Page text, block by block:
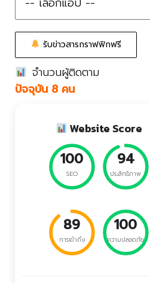
รับข่าวสารกราฟฟิกฟรี
จำนวนผู้ติดตาม
ปัจจุบัน 8 คน
Website Score
100
SEO
94
ประสิทธิภาพ
89
การเข้าถึง
100
ความปลอดภัย